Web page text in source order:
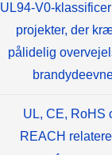
UL94-V0-
projekter, der
pålidelig
UL, CE, RoHS
REACH